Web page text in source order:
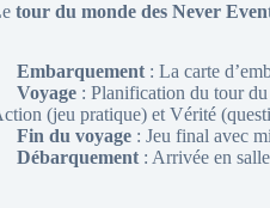
tour du monde des Never
Embarquement : La carte
Voyage : Planification du tour du
(jeu pratique) et Vérité
Fin du voyage : Jeu final avec
Débarquement : Arrivée en